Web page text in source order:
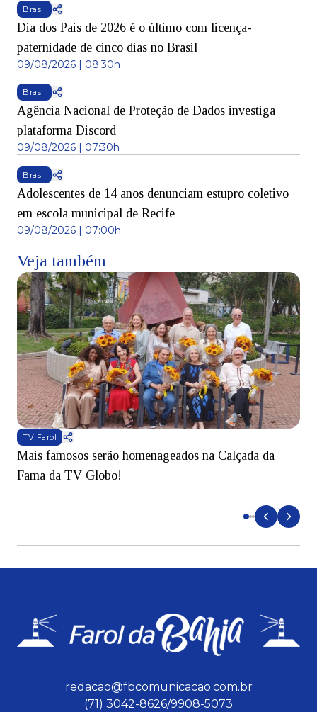
Brasil
Dia dos Pais de 2026 é o último com licença-
paternidade de cinco dias no Brasil
09/08/2026 | 08:30h
Brasil
Agência Nacional de Proteção de Dados investiga
plataforma Discord
09/08/2026 | 07:30h
Brasil
Adolescentes de 14 anos denunciam estupro coletivo
em escola municipal de Recife
09/08/2026 | 07:00h
Veja também
TV Farol
Mais famosos serão homenageados na Calçada da
Fama da TV Globo!
redacao@fbcomunicacao.com.br
(71) 3042-8626/9908-5073